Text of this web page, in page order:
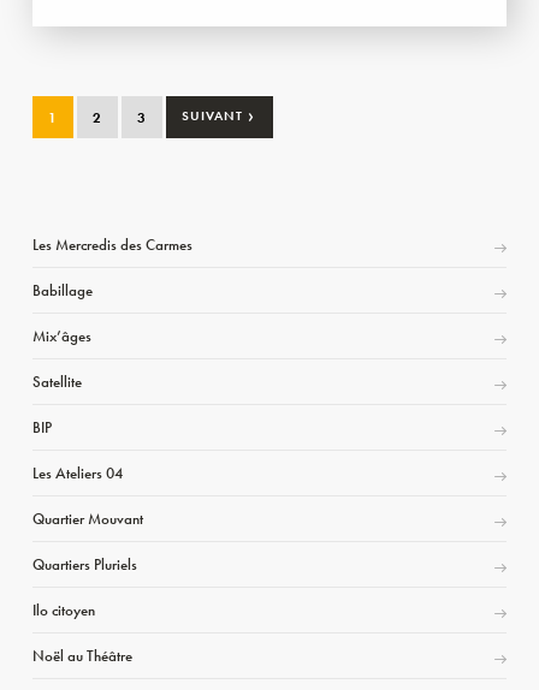
1 2 3 SUIVANT ›
Les Mercredis des Carmes
Babillage
Mix’âges
Satellite
BIP
Les Ateliers 04
Quartier Mouvant
Quartiers Pluriels
Ilo citoyen
Noël au Théâtre